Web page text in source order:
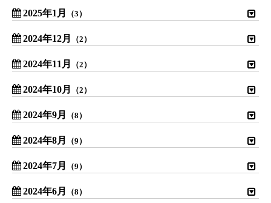
2025年1月 （3）
2024年12月 （2）
2024年11月 （2）
2024年10月 （2）
2024年9月 （8）
2024年8月 （9）
2024年7月 （9）
2024年6月 （8）